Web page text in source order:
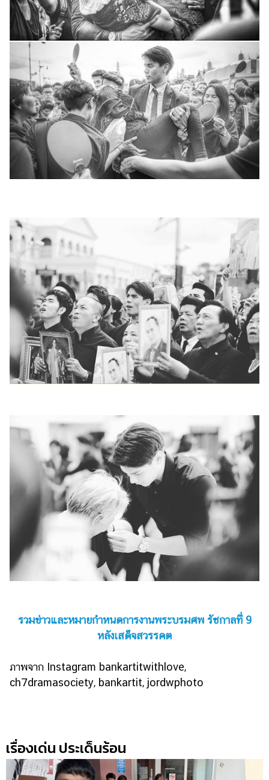
แต่งงาน
แม่
และ
เด็ก
สัตว์
เลี้ยง
Infographic
บริการ
แอปฯ
ออนไลน์
เรียน
ออนไลน์
ติดต่อ
โฆษณา
แจ้ง
ปัญหา
ร่วม
งาน
รวมข่าวและหมายกำหนดการงานพระบรมศพ รัชกาลที่ 9
หลังเสด็จสวรรคต
ภาพจาก Instagram bankartitwithlove,
ch7dramasociety, bankartit, jordwphoto
เรื่องเด่น ประเด็นร้อน